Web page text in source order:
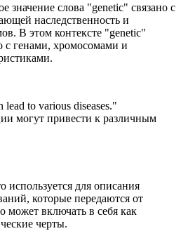
значение слова "genetic" связано с
наследственность и
В этом контексте "genetic"
с генами, хромосомами и
lead to various diseases."
могут привести к различным
используется для описания
которые передаются от
может включать в себя как
черты.